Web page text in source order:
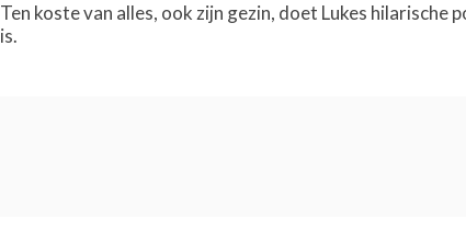
Ten koste van alles, ook zijn gezin, doet Lukes
is.